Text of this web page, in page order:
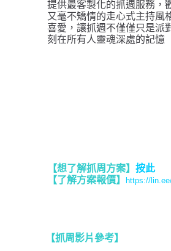
提供最客製化的抓週服務，
又毫不矯情的走心式主持風
喜愛，讓抓週不僅僅只是派
刻在所有人靈魂深處的記憶
【想了解抓周方案】 按此
【了解方案報價】 https://
【抓周影片參考】